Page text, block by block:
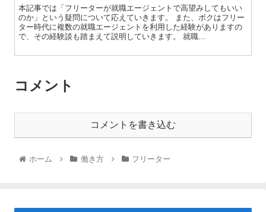
本記事では「フリーターが就職エージェントで高望みしてもいい
のか」という疑問について応えていきます。 また、ボクはフリー
ター時代に複数の就職エージェントを利用した経験がありますの
で、その経験談も踏まえて説明していきます。 就職...
コメント
コメントを書き込む
ホーム 働き方 フリーター